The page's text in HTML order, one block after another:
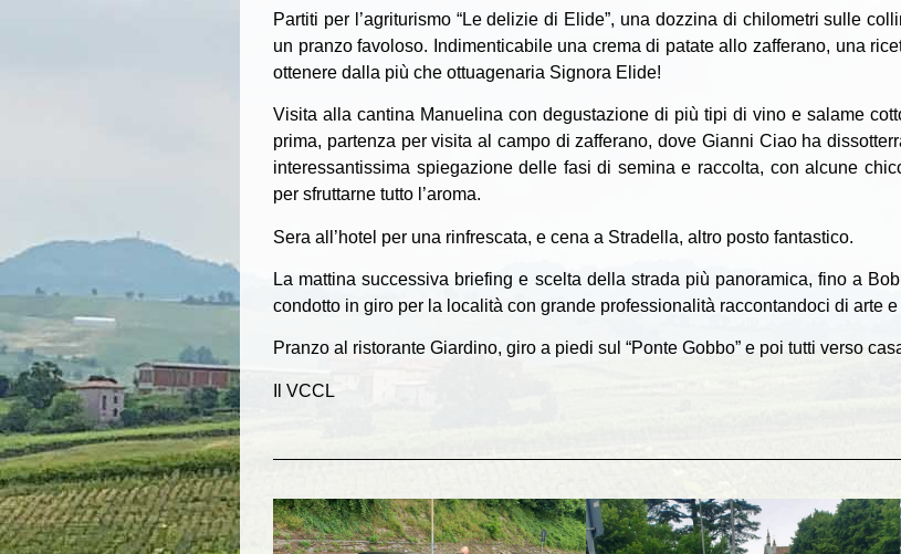
Partiti per l’agriturismo “Le delizie di Elide”, una dozzina di chilometri sulle
un pranzo favoloso. Indimenticabile una crema di patate allo zafferano, una
ottenere dalla più che ottuagenaria Signora Elide!
Visita alla cantina Manuelina con degustazione di più tipi di vino e salame
prima, partenza per visita al campo di zafferano, dove Gianni Ciao ha
interessantissima spiegazione delle fasi di semina e raccolta, con alcune
per sfruttarne tutto l’aroma.
Sera all’hotel per una rinfrescata, e cena a Stradella, altro posto fantastico.
La mattina successiva briefing e scelta della strada più panoramica, fino a
condotto in giro per la località con grande professionalità raccontandoci di arte e
Pranzo al ristorante Giardino, giro a piedi sul “Ponte Gobbo” e poi tutti verso
Il VCCL